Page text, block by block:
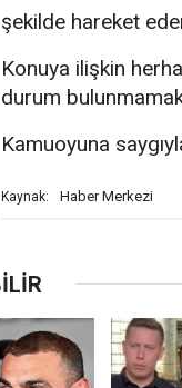
şekilde hareket
Konuya ilişkin
durum
Kamuoyuna
Kaynak: Haber Merkezi